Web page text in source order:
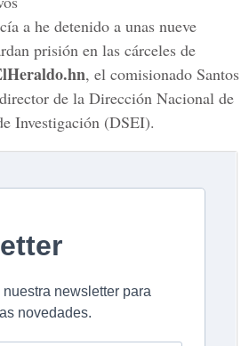
a he detenido a unas nueve
prisión en las cárceles de
, el comisionado Santos
de la Dirección Nacional de
Investigación (DSEI).